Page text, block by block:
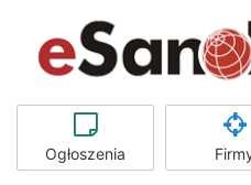
Ogłoszenia